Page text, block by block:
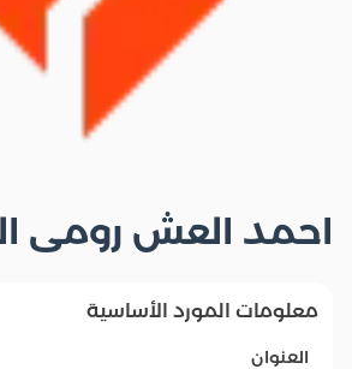
احمد العش رومى
معلومات المورد الأساسية
العنوان